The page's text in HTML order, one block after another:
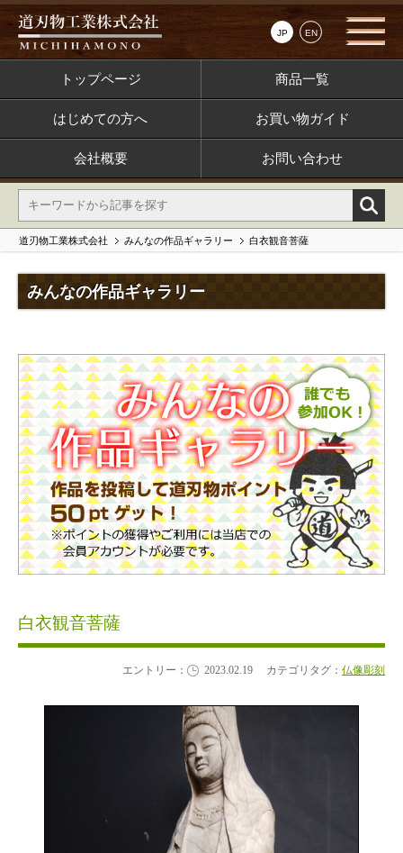
JP EN
トップページ 商品一覧
はじめての方へ お買い物ガイド
会社概要 お問い合わせ
道刃物工業株式会社 みんなの作品ギャラリー 白衣観音菩薩
みんなの作品ギャラリー
白衣観音菩薩
エントリー： 2023.02.19 カテゴリタグ： 仏像彫刻